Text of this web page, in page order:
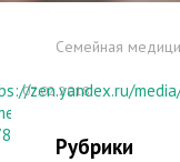
Семейная
Рубрики
07.02.2018
zen.yandex.ru/
kak-uznat-pol-